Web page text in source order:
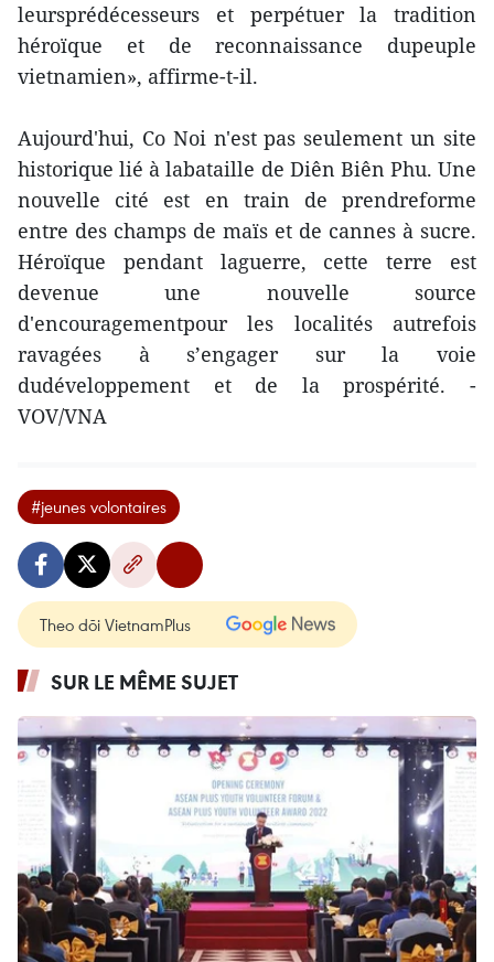
leursprédécesseurs et perpétuer la tradition
héroïque et de reconnaissance dupeuple
vietnamien», affirme-t-il.
Aujourd'hui, Co Noi n'est pas seulement un site
historique lié à labataille de Diên Biên Phu. Une
nouvelle cité est en train de prendreforme
entre des champs de maïs et de cannes à sucre.
Héroïque pendant laguerre, cette terre est
devenue une nouvelle source
d'encouragementpour les localités autrefois
ravagées à s’engager sur la voie
dudéveloppement et de la prospérité. -
VOV/VNA
#jeunes volontaires
Theo dõi VietnamPlus
SUR LE MÊME SUJET